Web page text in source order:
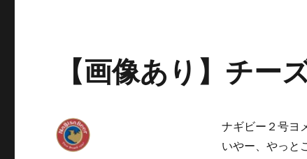
【画像あり】チー
ナギビー２号ヨ
いやー、やっと